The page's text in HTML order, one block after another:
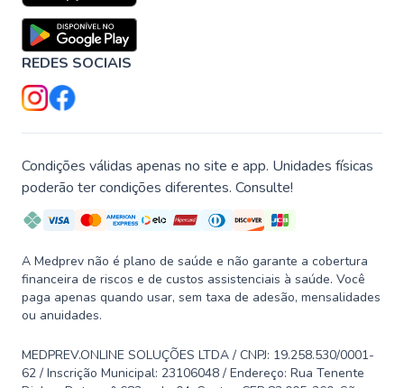
REDES SOCIAIS
Condições válidas apenas no site e app. Unidades físicas
poderão ter condições diferentes. Consulte!
A Medprev não é plano de saúde e não garante a cobertura
financeira de riscos e de custos assistenciais à saúde. Você
paga apenas quando usar, sem taxa de adesão, mensalidades
ou anuidades.
MEDPREV.ONLINE SOLUÇÕES LTDA / CNPJ: 19.258.530/0001-
62 / Inscrição Municipal: 23106048 / Endereço: Rua Tenente